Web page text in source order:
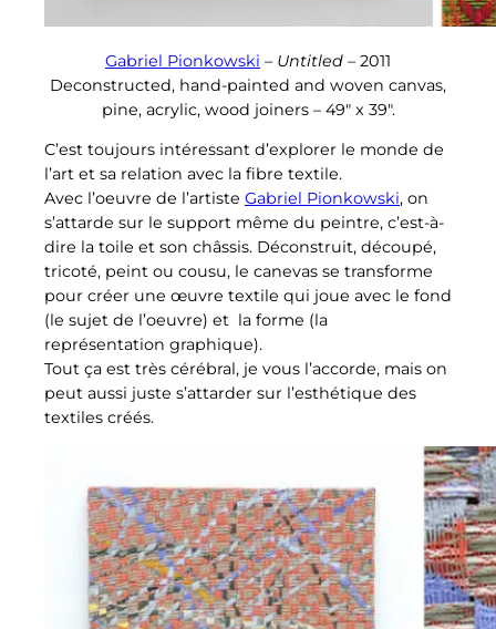
Gabriel Pionkowski – Untitled – 2011
Deconstructed, hand-painted and woven canvas,
pine, acrylic, wood joiners – 49″ x 39″.
C’est toujours intéressant d’explorer le monde de
l’art et sa relation avec la fibre textile.
Avec l’oeuvre de l’artiste Gabriel Pionkowski, on
s’attarde sur le support même du peintre, c’est-à-
dire la toile et son châssis. Déconstruit, découpé,
tricoté, peint ou cousu, le canevas se transforme
pour créer une œuvre textile qui joue avec le fond
(le sujet de l’oeuvre) et la forme (la
représentation graphique).
Tout ça est très cérébral, je vous l’accorde, mais on
peut aussi juste s’attarder sur l’esthétique des
textiles créés.